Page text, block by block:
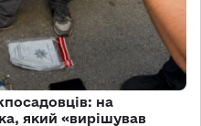
на
який «вирішував